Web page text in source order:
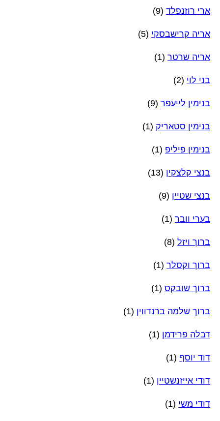
ארי רוזנפלד (9)
אריה קרישבסקי (5)
אריה שרטר (1)
בני לוי (2)
בנימין לייעפר (9)
בנימין סטאריק (1)
בנימין פיליפ (1)
בנצי קלצקין (13)
בנצי שטיין (9)
בערי וובר (1)
ברוך ויזל (8)
ברוך וקסלר (1)
ברוך שובקס (1)
ברוך שלמה ברנדווין (1)
דבלה פרידמן (1)
דוד יוסף (1)
דודי אייזנשטיין (1)
דודי משי (1)